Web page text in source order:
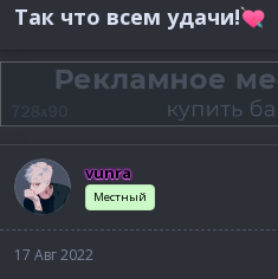
Так что всем удачи!
vunra
Местный
17 Авг 2022